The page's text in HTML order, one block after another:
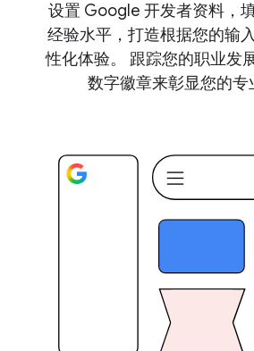
设置 Google 开发者资料，
经验水平，打造根据您的输
性化体验。 跟踪您的职业发
数字徽章来彰显您的专